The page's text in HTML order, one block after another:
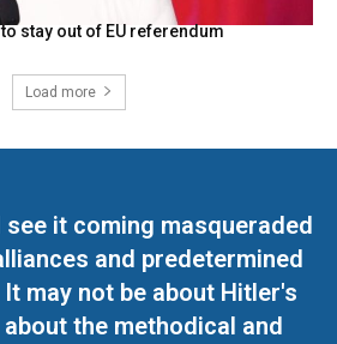
stay out of EU referendum
Load more
it coming masqueraded
and predetermined
may not be about Hitler's
the methodical and